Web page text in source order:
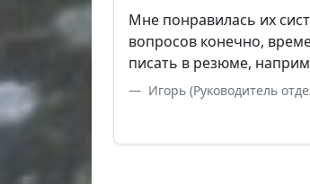
Мне понравилась их
вопросов конечно,
писать в резюме,
Игорь (Руководитель